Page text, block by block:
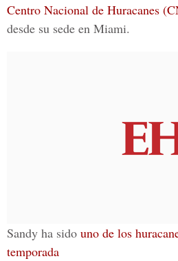
Centro Nacional de Huracanes
desde su sede en Miami.
Sandy ha sido uno de los
temporada